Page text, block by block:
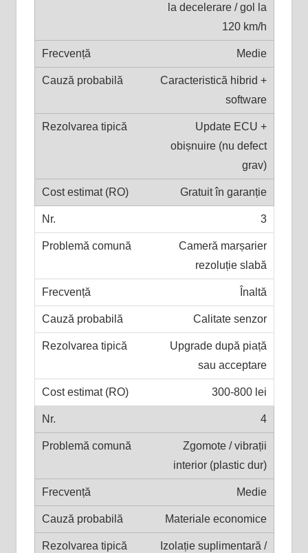
la decelerare / gol la
120 km/h
Medie
Caracteristică hibrid +
software
Update ECU +
obișnuire (nu defect
grav)
Gratuit în garanție
3
Cameră marșarier
rezoluție slabă
Înaltă
Calitate senzor
Upgrade după piață
sau acceptare
300-800 lei
4
Zgomote / vibrații
interior (plastic dur)
Medie
Materiale economice
Izolație suplimentară /